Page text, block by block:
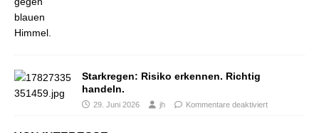
Starkregen: Risiko erkennen. Richtig
handeln.
29. Juni 2026 jh Kommentare deaktiviert